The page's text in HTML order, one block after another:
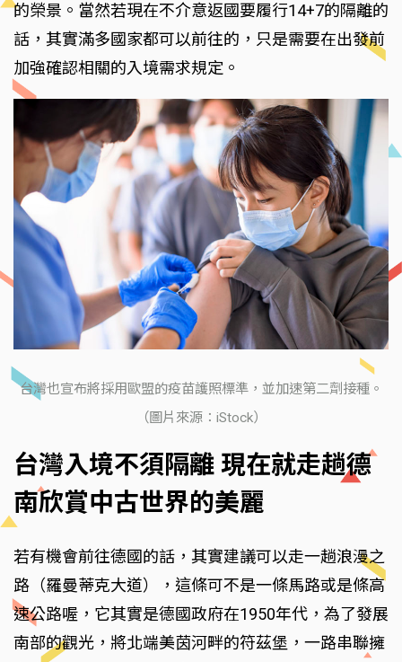
的榮景。當然若現在不介意返國要履行14+7的隔離的
話，其實滿多國家都可以前往的，只是需要在出發前
加強確認相關的入境需求規定。
台灣也宣布將採用歐盟的疫苗護照標準，並加速第二劑接種。
（圖片來源：iStock）
台灣入境不須隔離 現在就走趟德
南欣賞中古世界的美麗
若有機會前往德國的話，其實建議可以走一趟浪漫之
路（羅曼蒂克大道），這條可不是一條馬路或是條高
速公路喔，它其實是德國政府在1950年代，為了發展
南部的觀光，將北端美茵河畔的符茲堡，一路串聯擁